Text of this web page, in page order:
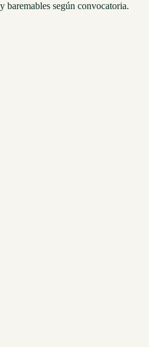
baremables según convocatoria.